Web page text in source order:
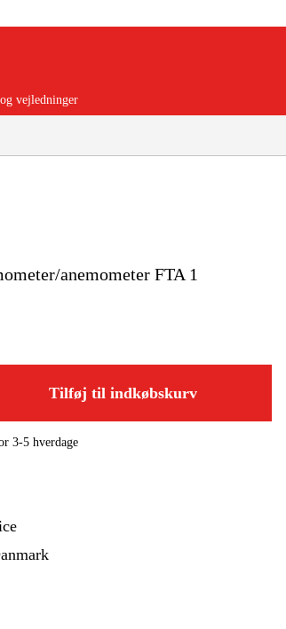
Trykluft
Kampagner
vejledninger
anemometer FTA 1
Tilføj til indkøbskurv
3-5 hverdage